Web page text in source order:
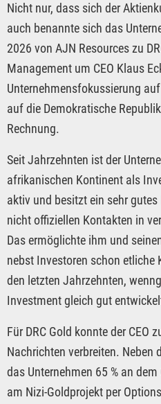
Nicht nur, dass sich der
auch benannte sich das
2026 von AJN Resources zu
Management um CEO Klaus
Unternehmensfokussierung
auf die Demokratische
Rechnung.
Seit Jahrzehnten ist der
afrikanischen Kontinent als
aktiv und besitzt ein sehr
nicht offiziellen Kontakten in
Das ermöglichte ihm und
nebst Investoren schon
den letzten Jahrzehnten,
Investment gleich gut
Für DRC Gold konnte der CEO
Nachrichten verbreiten. Neben
das Unternehmen 65 % an
am Nizi-Goldprojekt per